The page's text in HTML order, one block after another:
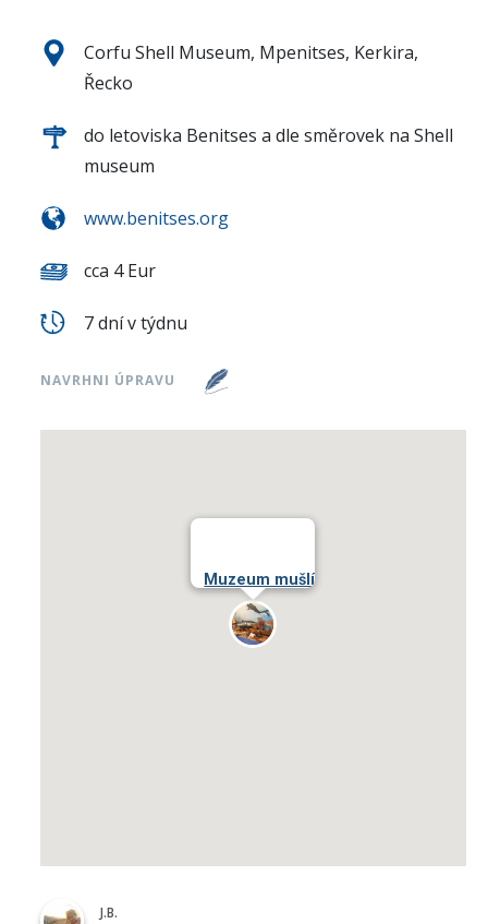
Corfu Shell Museum, Mpenitses, Kerkira,
Řecko
do letoviska Benitses a dle směrovek na Shell
museum
www.benitses.org
cca 4 Eur
7 dní v týdnu
NAVRHNI ÚPRAVU
Muzeum mušlí
J.B.